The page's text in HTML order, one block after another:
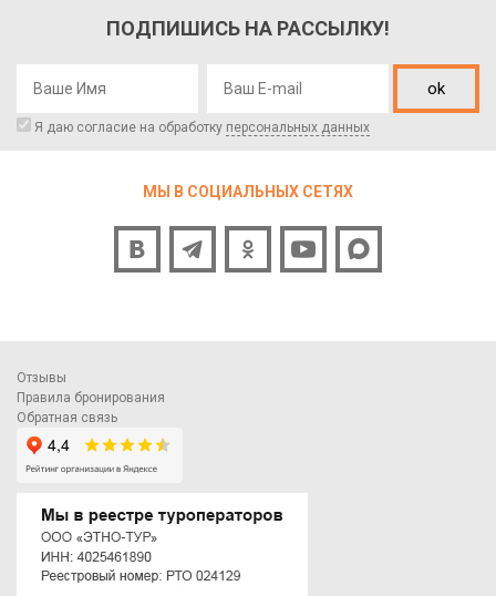
ПОДПИШИСЬ НА РАССЫЛКУ!
ok
Я даю согласие на обработку персональных данных
МЫ В СОЦИАЛЬНЫХ СЕТЯХ
Отзывы
Правила бронирования
Обратная связь